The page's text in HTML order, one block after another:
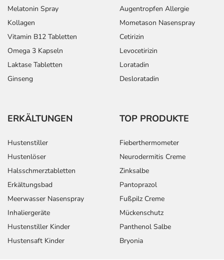
Melatonin Spray
Kollagen
Vitamin B12 Tabletten
Omega 3 Kapseln
Laktase Tabletten
Ginseng
Augentropfen Allergie
Mometason Nasenspray
Cetirizin
Levocetirizin
Loratadin
Desloratadin
ERKÄLTUNGEN
Hustenstiller
Hustenlöser
Halsschmerztabletten
Erkältungsbad
Meerwasser Nasenspray
Inhaliergeräte
Hustenstiller Kinder
Hustensaft Kinder
TOP PRODUKTE
Fieberthermometer
Neurodermitis Creme
Zinksalbe
Pantoprazol
Fußpilz Creme
Mückenschutz
Panthenol Salbe
Bryonia